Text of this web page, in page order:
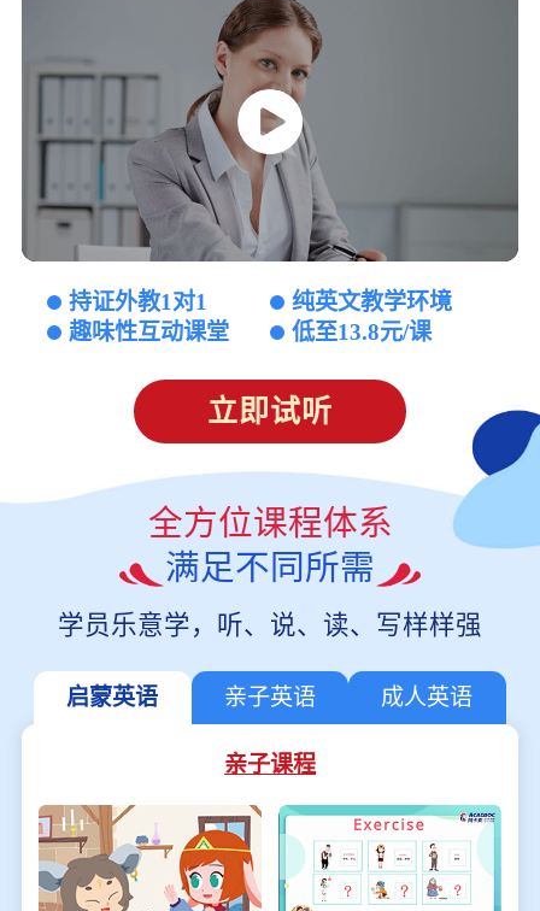
持证外教1对1
纯英文教学环境
趣味性互动课堂
低至13.8元/课
立即试听
全方位课程体系
满足不同所需
学员乐意学，听、说、读、写样样强
启蒙英语 亲子英语 成人英语
亲子课程